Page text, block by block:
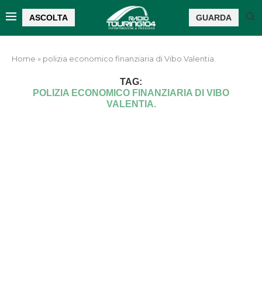
ASCOLTA GUARDA
Home » polizia economico finanziaria di Vibo Valentia.
TAG:
POLIZIA ECONOMICO FINANZIARIA DI VIBO
VALENTIA.